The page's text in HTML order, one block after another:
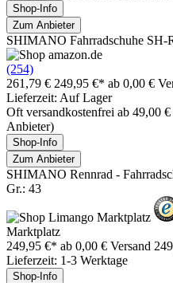
Shop-Info
Zum Anbieter
SHIMANO Fahrradschuhe SH-
(254)
261,79 € 249,95 €* ab 0,00 €
Lieferzeit: Auf Lager
Oft versandkostenfrei ab 49,00
Anbieter)
Shop-Info
Zum Anbieter
SHIMANO Rennrad -
Gr.: 43
Marktplatz
249,95 €* ab 0,00 € Versand
Lieferzeit: 1-3 Werktage
Shop-Info